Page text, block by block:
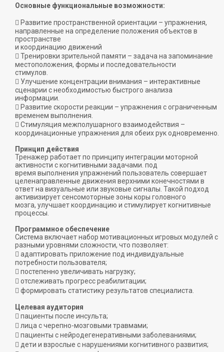
Основные функциональные возможности:
 Развитие пространственной ориентации – упражнения,
направленные на определение положения объектов в
пространстве
и координацию движений
 Тренировки зрительной памяти – задача на запоминание
местоположения, формы и последовательности
стимулов.
 Улучшение концентрации внимания – интерактивные
сценарии с необходимостью быстрого анализа
информации.
 Развитие скорости реакции – упражнения с ограниченным
временем выполнения.
 Стимуляция межполушарного взаимодействия –
координационные упражнения для обеих рук одновременно.
Принцип действия
Тренажер работает по принципу интеграции моторной
активности с когнитивными задачами. под
время выполнения упражнений пользователь совершает
целенаправленные движения верхними конечностями в
ответ на визуальные или звуковые сигналы. Такой подход
активизирует сенсомоторные зоны коры головного
мозга, улучшает координацию и стимулирует когнитивные
процессы.
Программное обеспечение
Система включает набор мотивационных игровых модулей с
разными уровнями сложности, что позволяет:
 адаптировать приложение под индивидуальные
потребности пользователя;
 постепенно увеличивать нагрузку;
 отслеживать прогресс реабилитации;
 формировать статистику результатов специалиста.
Целевая аудитория
 пациенты после инсульта;
 лица с черепно-мозговыми травмами;
 пациенты с нейродегенеративными заболеваниями;
 дети и взрослые с нарушениями когнитивного развития;